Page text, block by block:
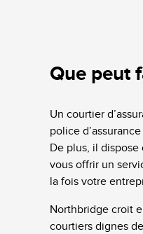
Que peut
Un courtier
police
De plus, il dispose
vous offrir un
la fois votre
Northbridge croit
courtiers dignes